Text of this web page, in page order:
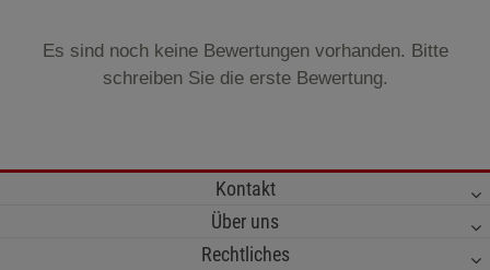
Es sind noch keine Bewertungen vorhanden. Bitte
schreiben Sie die erste Bewertung.
Kontakt
Über uns
Rechtliches